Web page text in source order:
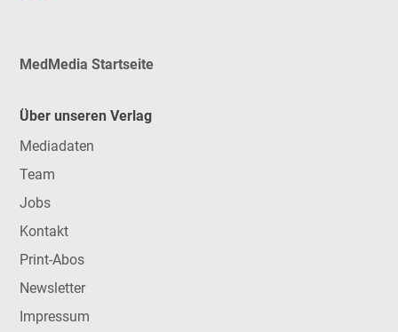
MedMedia Startseite
Über unseren Verlag
Mediadaten
Team
Jobs
Kontakt
Print-Abos
Newsletter
Impressum